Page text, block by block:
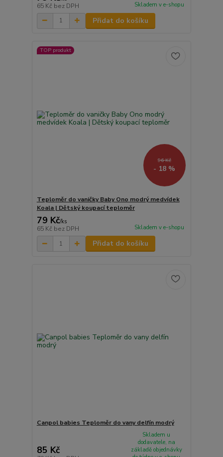
65 Kč bez DPH Skladem v e-shopu
Přidat do košíku
TOP produkt
96 Kč
- 18 %
Teploměr do vaničky Baby Ono modrý medvídek
Koala | Dětský koupací teploměr
79 Kč/ks
65 Kč bez DPH Skladem v e-shopu
Přidat do košíku
Canpol babies Teploměr do vany delfín modrý
85 Kč
Skladem u
dodavatele, na
základě objednávky